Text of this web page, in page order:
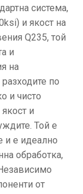
система,
и якост на
Q235, той
и
на
по
и чисто
и
Той е
и е идеално
обработка,
от